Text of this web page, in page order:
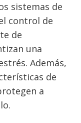
sistemas de
control de
de
una
Además,
de
a